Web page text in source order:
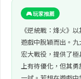
🎮 玩家推薦
《逆統戰：烽火》
遊戲中脫穎而出。
宏大戰役，提供了
上有待優化，但其